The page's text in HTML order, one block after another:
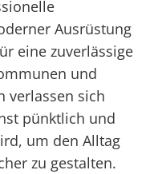
Ausrüstung
eine zuverlässige
und
verlassen sich
pünktlich und
um den Alltag
zu gestalten.